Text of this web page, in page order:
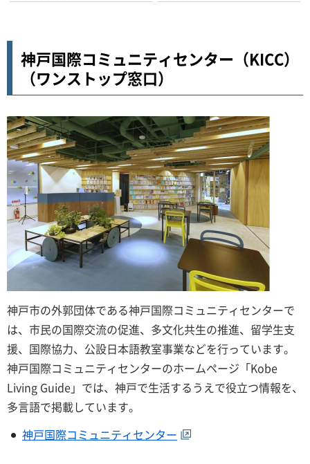
神戸国際コミュニティセンター（KICC）
（ワンストップ窓口）
神戸市の外郭団体である神戸国際コミュニティセンターで
は、市民の国際交流の促進、多文化共生の推進、留学生支
援、国際協力、公設日本語教室事業などを行っています。
神戸国際コミュニティセンターのホームページ「Kobe
Living Guide」では、神戸で生活するうえで役立つ情報を、
多言語で掲載しています。
神戸国際コミュニティセンター